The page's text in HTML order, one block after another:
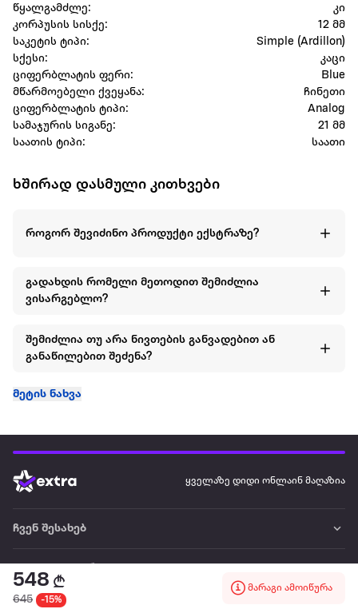
548
645 -15%
მარაგი ამოიწურა
წყალგამძლე:
კი
კორპუსის სისქე:
12 მმ
საკეტის ტიპი:
Simple (Ardillon)
სქესი:
კაცი
ციფერბლატის ფერი:
Blue
მწარმოებელი ქვეყანა:
ჩინეთი
ციფერბლატის ტიპი:
Analog
სამაჯურის სიგანე:
21 მმ
საათის ტიპი:
საათი
ხშირად დასმული კითხვები
როგორ შევიძინო პროდუქტი ექსტრაზე?
გადახდის რომელი მეთოდით შემიძლია
ვისარგებლო?
შემიძლია თუ არა ნივთების განვადებით ან
განაწილებით შეძენა?
მეტის ნახვა
ყველაზე დიდი ონლაინ მაღაზია
ჩვენ შესახებ